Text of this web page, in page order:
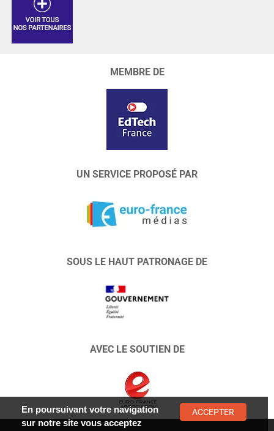
MEMBRE DE
UN SERVICE PROPOSÉ PAR
SOUS LE HAUT PATRONAGE DE
AVEC LE SOUTIEN DE
En poursuivant votre navigation
sur notre site vous acceptez
ACCEPTER